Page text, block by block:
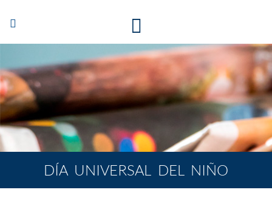
Abrir/Cerrar
navegación
DÍA UNIVERSAL DEL NIÑO